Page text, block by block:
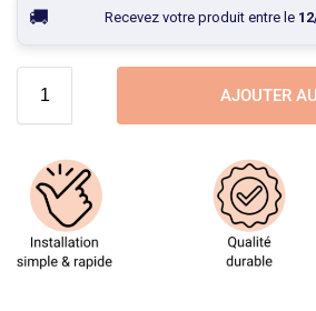
Recevez votre produit entre le
AJOUTER